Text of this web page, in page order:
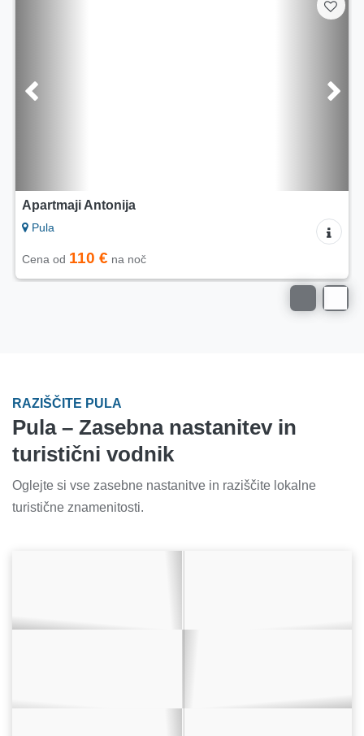
Apartma Sole di Pola
Pula
Cena od 32 €na noč
RAZIŠČITE PULA
Pula – Zasebna nastanitev in
turistični vodnik
Oglejte si vse zasebne nastanitve in raziščite lokalne
turistične znamenitosti.